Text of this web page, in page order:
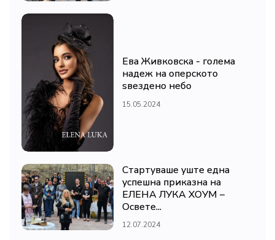
Ева Живковска - голема
надеж на оперското
ѕвездено небо
15.05.2024
Стартуваше уште една
успешна приказна на
ЕЛЕНА ЛУКА ХОУМ –
Освете...
12.07.2024